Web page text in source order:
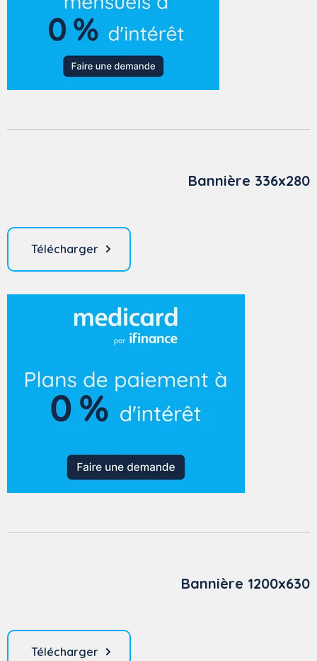
Bannière 336x280
Télécharger
Bannière 1200x630
Télécharger